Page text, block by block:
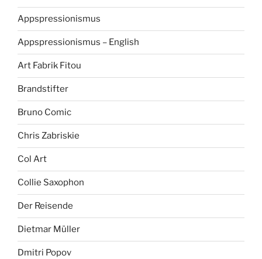
Appspressionismus
Appspressionismus – English
Art Fabrik Fitou
Brandstifter
Bruno Comic
Chris Zabriskie
Col Art
Collie Saxophon
Der Reisende
Dietmar Müller
Dmitri Popov